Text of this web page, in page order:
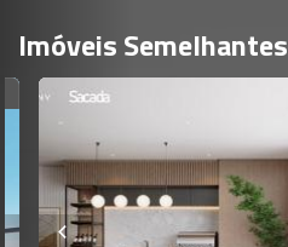
Imóveis Semelhantes